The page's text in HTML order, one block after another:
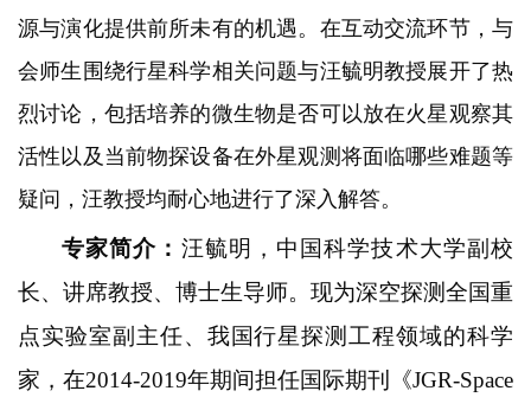
源与演化提供前所未有的机遇。在互动交流环节，与
会师生围绕行星科学相关问题与汪毓明教授展开了热
烈讨论，包括培养的微生物是否可以放在火星观察其
活性以及当前物探设备在外星观测将面临哪些难题等
疑问，汪教授均耐心地进行了深入解答。
专家简介： 汪毓明，中国科学技术大学副校
长、讲席教授、博士生导师。现为深空探测全国重
点实验室副主任、我国行星探测工程领域的科学
家，在2014-2019年期间担任国际期刊《JGR-Space